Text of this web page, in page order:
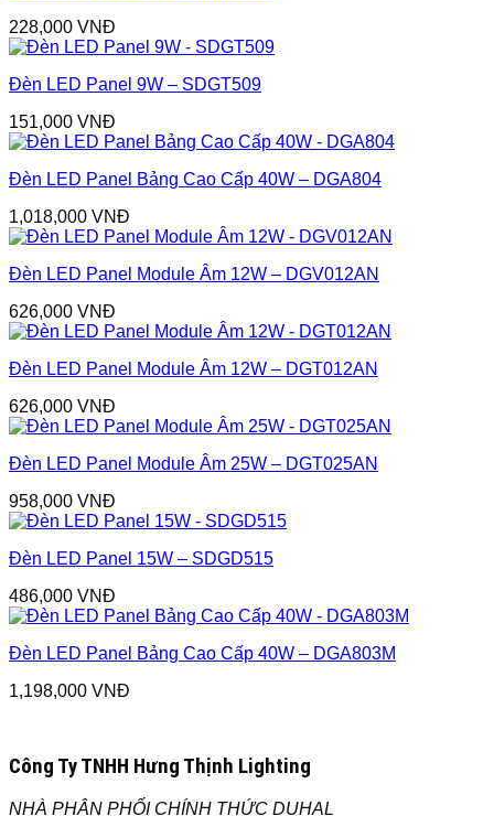
228,000 VNĐ
Đèn LED Panel 9W – SDGT509
151,000 VNĐ
Đèn LED Panel Bảng Cao Cấp 40W – DGA804
1,018,000 VNĐ
Đèn LED Panel Module Âm 12W – DGV012AN
626,000 VNĐ
Đèn LED Panel Module Âm 12W – DGT012AN
626,000 VNĐ
Đèn LED Panel Module Âm 25W – DGT025AN
958,000 VNĐ
Đèn LED Panel 15W – SDGD515
486,000 VNĐ
Đèn LED Panel Bảng Cao Cấp 40W – DGA803M
1,198,000 VNĐ
Công Ty TNHH Hưng Thịnh Lighting
NHÀ PHÂN PHỐI CHÍNH THỨC DUHAL